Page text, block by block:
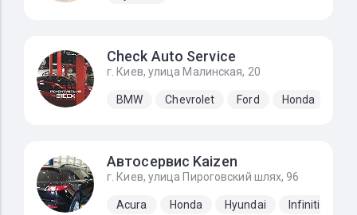
Check Auto Service
г. Киев, улица Малинская, 20
BMW Chevrolet Ford Honda
Автосервис Kaizen
г. Киев, улица Пироговский шлях, 96
Acura Honda Hyundai Infiniti